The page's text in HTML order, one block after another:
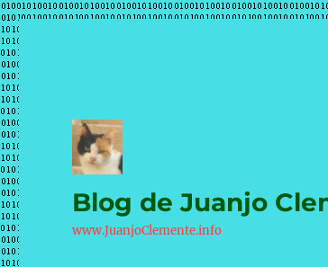
Blog de Juanjo
www.JuanjoClemente.info